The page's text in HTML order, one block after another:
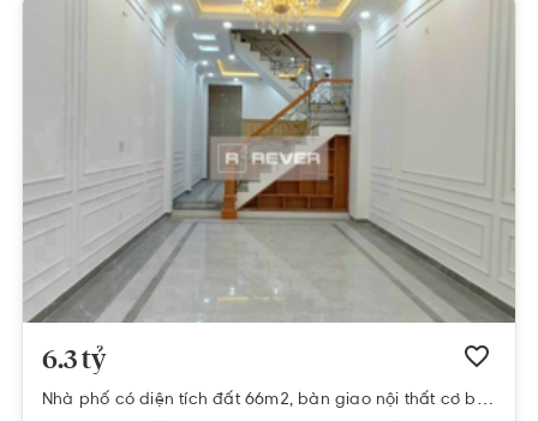
6.3 tỷ
Nhà phố có diện tích đất 66m2, bàn giao nội thất cơ bản.